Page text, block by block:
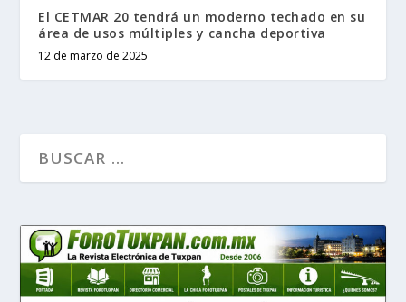
El CETMAR 20 tendrá un moderno techado en su
área de usos múltiples y cancha deportiva
12 de marzo de 2025